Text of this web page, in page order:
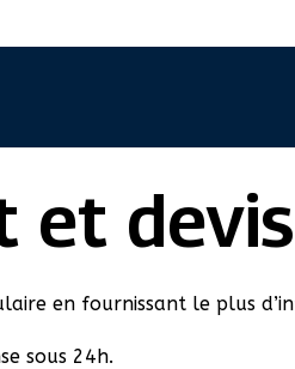
et devis
en fournissant le plus
sous 24h.